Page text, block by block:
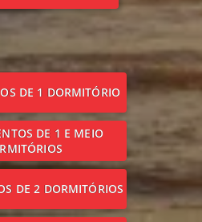
DE 1 DORMITÓRIO
DE 1 E MEIO
DE 2 DORMITÓRIOS